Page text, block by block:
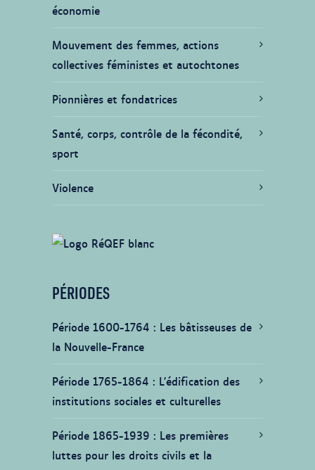
économie
Mouvement des femmes, actions
collectives féministes et autochtones
Pionnières et fondatrices
Santé, corps, contrôle de la fécondité,
sport
Violence
PÉRIODES
Période 1600-1764
Les bâtisseuses de
la Nouvelle-France
Période 1765-1864
L’édification des
institutions sociales et culturelles
Période 1865-1939
Les premières
luttes pour les droits civils et la